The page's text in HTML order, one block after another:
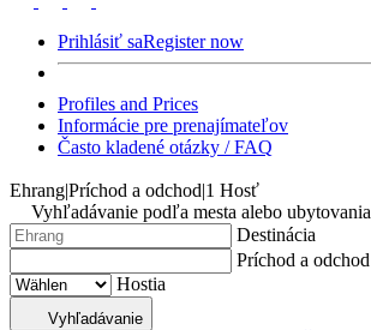
Prihlásiť saRegister now
Profiles and Prices
Informácie pre prenajímateľov
Často kladené otázky / FAQ
Ehrang|Príchod a odchod|1 Hosť
Vyhľadávanie podľa mesta alebo ubytovania
Destinácia
Príchod a odchod
Hostia
Vyhľadávanie